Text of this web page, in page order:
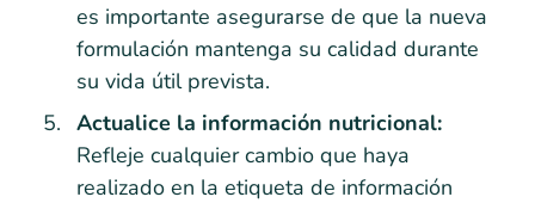
es importante asegurarse de que la nueva
formulación mantenga su calidad durante
su vida útil prevista.
Actualice la información nutricional:
Refleje cualquier cambio que haya
realizado en la etiqueta de información